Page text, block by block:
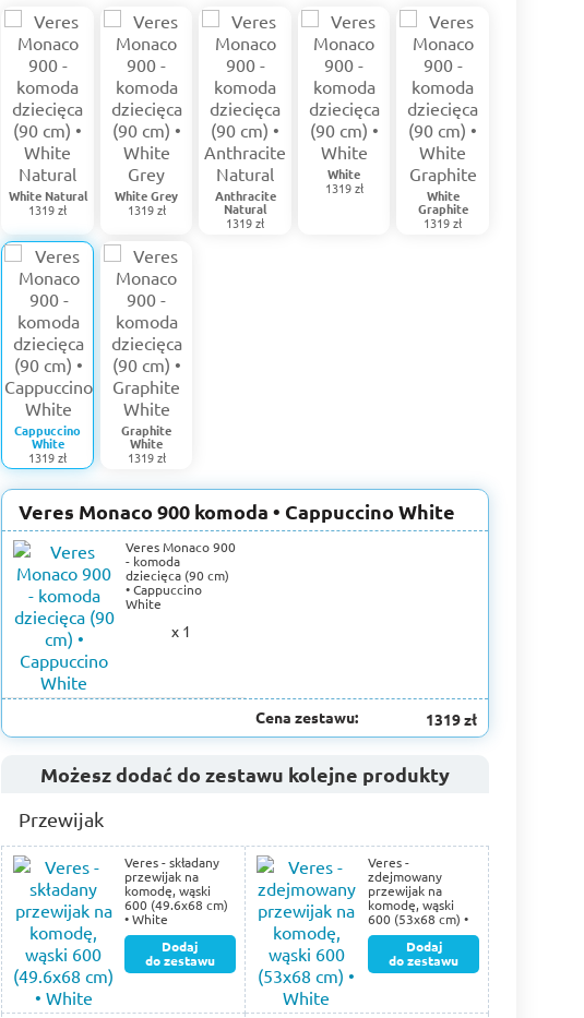
White Natural
1319 zł
White Grey
1319 zł
Anthracite
Natural
1319 zł
White
1319 zł
White
Graphite
1319 zł
Cappuccino
White
1319 zł
Graphite
White
1319 zł
Veres Monaco 900 komoda • Cappuccino White
Veres Monaco 900
- komoda
dziecięca (90 cm)
• Cappuccino
White
x 1
Cena zestawu: 1319 zł
Możesz dodać do zestawu kolejne produkty
Przewijak
Veres - składany
przewijak na
komodę, wąski
600 (49.6х68 cm)
• White
Dodaj
do zestawu
Veres -
zdejmowany
przewijak na
komodę, wąski
600 (53х68 cm) •
White
Dodaj
do zestawu